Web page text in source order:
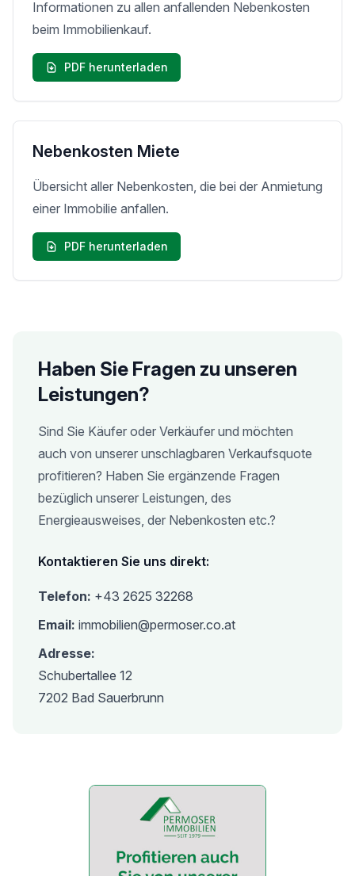
Informationen zu allen anfallenden Nebenkosten
beim Immobilienkauf.
PDF herunterladen
Nebenkosten Miete
Übersicht aller Nebenkosten, die bei der Anmietung
einer Immobilie anfallen.
PDF herunterladen
Haben Sie Fragen zu unseren
Leistungen?
Sind Sie Käufer oder Verkäufer und möchten
auch von unserer unschlagbaren Verkaufsquote
profitieren? Haben Sie ergänzende Fragen
bezüglich unserer Leistungen, des
Energieausweises, der Nebenkosten etc.?
Kontaktieren Sie uns direkt:
Telefon: +43 2625 32268
Email: immobilien@permoser.co.at
Adresse:
Schubertallee 12
7202 Bad Sauerbrunn